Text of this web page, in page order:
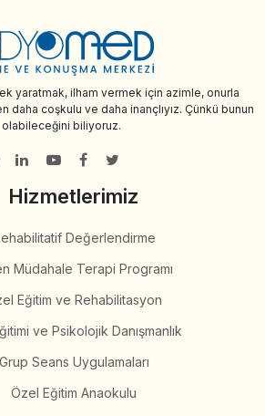
yaratmak, ilham vermek için azimle, onurla
daha coşkulu ve daha inançlıyız. Çünkü bunun
olabileceğini biliyoruz.
Hizmetlerimiz
Eğitim ve Rehabilitasyon
Özel Eğitim Anaokulu